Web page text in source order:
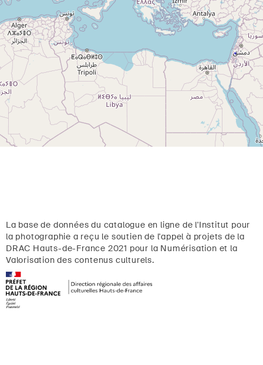
La base de données du catalogue en ligne de l'Institut pour
la photographie a reçu le soutien de l'appel à projets de la
DRAC Hauts-de-France 2021 pour la Numérisation et la
Valorisation des contenus culturels.